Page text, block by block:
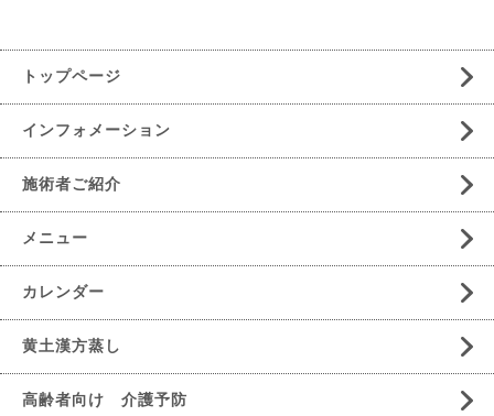
トップページ
インフォメーション
施術者ご紹介
メニュー
カレンダー
黄土漢方蒸し
高齢者向け 介護予防